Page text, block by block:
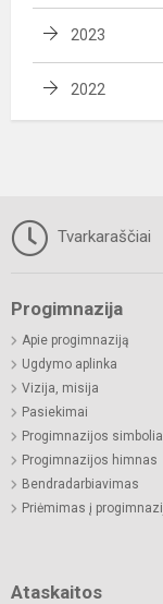
2023
2022
Tvarkaraščiai
Progimnazija
Apie progimnaziją
Ugdymo aplinka
Vizija, misija
Pasiekimai
Progimnazijos
Progimnazijos himnas
Bendradarbiavimas
Priėmimas į
Ataskaitos